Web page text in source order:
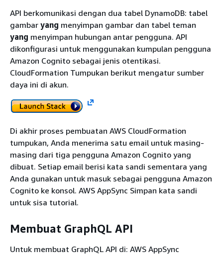
API berkomunikasi dengan dua tabel DynamoDB: tabel
gambar yang menyimpan gambar dan tabel teman
yang menyimpan hubungan antar pengguna. API
dikonfigurasi untuk menggunakan kumpulan pengguna
Amazon Cognito sebagai jenis otentikasi.
CloudFormation Tumpukan berikut mengatur sumber
daya ini di akun.
Di akhir proses pembuatan AWS CloudFormation
tumpukan, Anda menerima satu email untuk masing-
masing dari tiga pengguna Amazon Cognito yang
dibuat. Setiap email berisi kata sandi sementara yang
Anda gunakan untuk masuk sebagai pengguna Amazon
Cognito ke konsol. AWS AppSync Simpan kata sandi
untuk sisa tutorial.
Membuat GraphQL API
Untuk membuat GraphQL API di: AWS AppSync